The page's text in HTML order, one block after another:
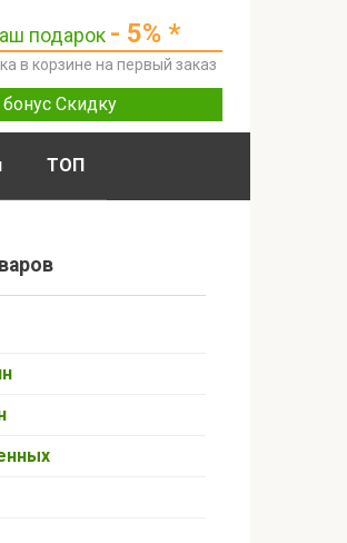
подарок - 5% *
в корзине на первый заказ
Скидку
ТОП